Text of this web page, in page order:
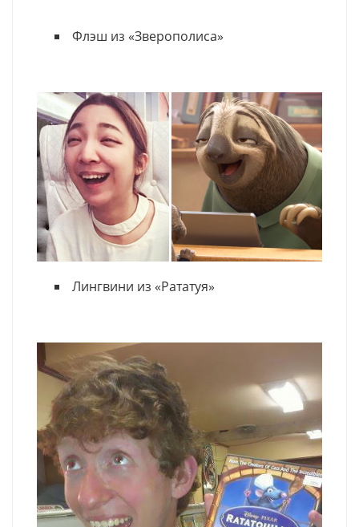
Флэш из «Зверополиса»
Лингвини из «Рататуя»